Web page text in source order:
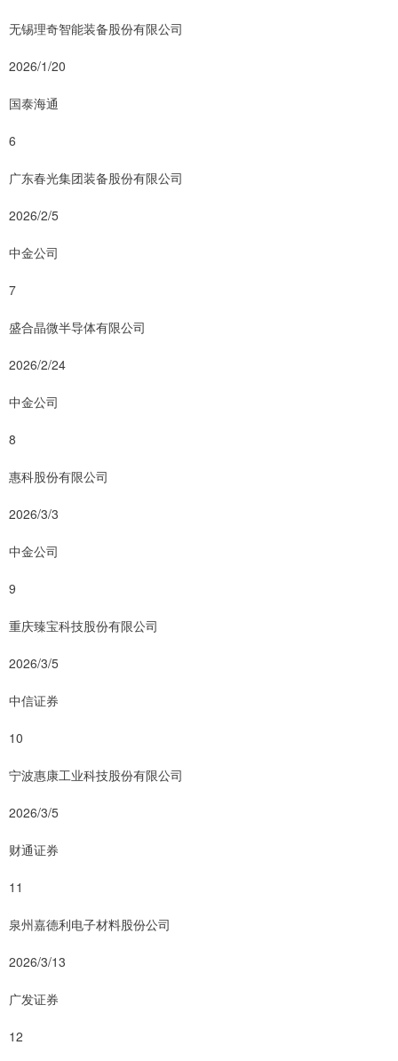
无锡理奇智能装备股份有限公司
2026/1/20
国泰海通
6
广东春光集团装备股份有限公司
2026/2/5
中金公司
7
盛合晶微半导体有限公司
2026/2/24
中金公司
8
惠科股份有限公司
2026/3/3
中金公司
9
重庆臻宝科技股份有限公司
2026/3/5
中信证券
10
宁波惠康工业科技股份有限公司
2026/3/5
财通证券
11
泉州嘉德利电子材料股份公司
2026/3/13
广发证券
12